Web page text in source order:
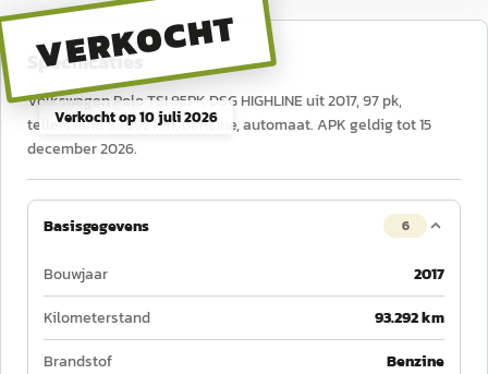
VERKOCHT
Verkocht op10 juli 2026
Specificaties
Volkswagen Polo TSI 95PK DSG HIGHLINE uit 2017, 97 pk,
tellerstand 93.292 km, benzine, automaat. APK geldig tot 15
december 2026.
Basisgegevens 6
Bouwjaar
2017
Kilometerstand
93.292 km
Brandstof
Benzine